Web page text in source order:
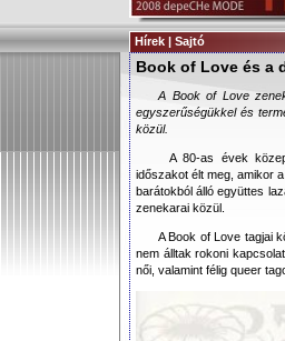
Hírek | Sajtó
Book of Love és a
A Book of Love
egyszerűségükkel és
közül.
A 80-as évek
időszakot élt meg, amikor
barátokból álló együttes
zenekarai közül.
A Book of Love tagjai
nem álltak rokoni
női, valamint félig queer